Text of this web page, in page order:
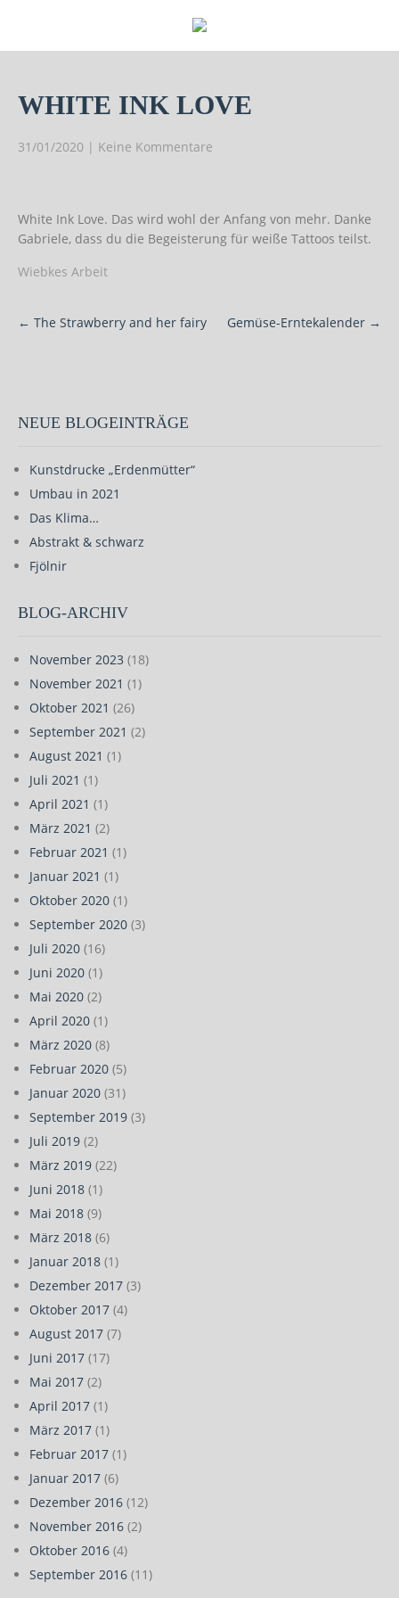
WHITE INK LOVE
31/01/2020 | Keine Kommentare
White Ink Love. Das wird wohl der Anfang von mehr. Danke
Gabriele, dass du die Begeisterung für weiße Tattoos teilst.
Wiebkes Arbeit
Post
navigation
← The Strawberry and her fairy Gemüse-Erntekalender →
NEUE BLOGEINTRÄGE
Kunstdrucke „Erdenmütter“
Umbau in 2021
Das Klima…
Abstrakt & schwarz
Fjölnir
BLOG-ARCHIV
November 2023 (18)
November 2021 (1)
Oktober 2021 (26)
September 2021 (2)
August 2021 (1)
Juli 2021 (1)
April 2021 (1)
März 2021 (2)
Februar 2021 (1)
Januar 2021 (1)
Oktober 2020 (1)
September 2020 (3)
Juli 2020 (16)
Juni 2020 (1)
Mai 2020 (2)
April 2020 (1)
März 2020 (8)
Februar 2020 (5)
Januar 2020 (31)
September 2019 (3)
Juli 2019 (2)
März 2019 (22)
Juni 2018 (1)
Mai 2018 (9)
März 2018 (6)
Januar 2018 (1)
Dezember 2017 (3)
Oktober 2017 (4)
August 2017 (7)
Juni 2017 (17)
Mai 2017 (2)
April 2017 (1)
März 2017 (1)
Februar 2017 (1)
Januar 2017 (6)
Dezember 2016 (12)
November 2016 (2)
Oktober 2016 (4)
September 2016 (11)